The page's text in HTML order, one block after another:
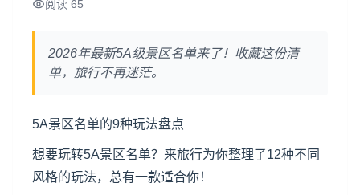
阅读 65
2026年最新5A级景区名单来了！收藏这份清
单，旅行不再迷茫。
5A景区名单的9种玩法盘点
想要玩转5A景区名单？来旅行为你整理了12种不同
风格的玩法，总有一款适合你！